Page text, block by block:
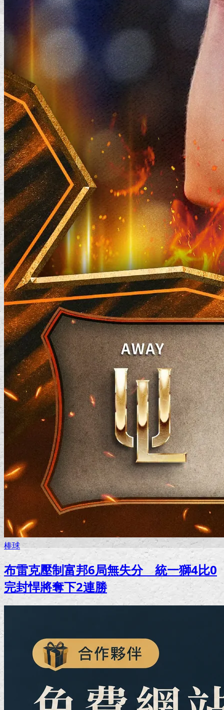
棒球
布雷克壓制富邦6局無失分 統一獅4比0
完封悍將奪下2連勝